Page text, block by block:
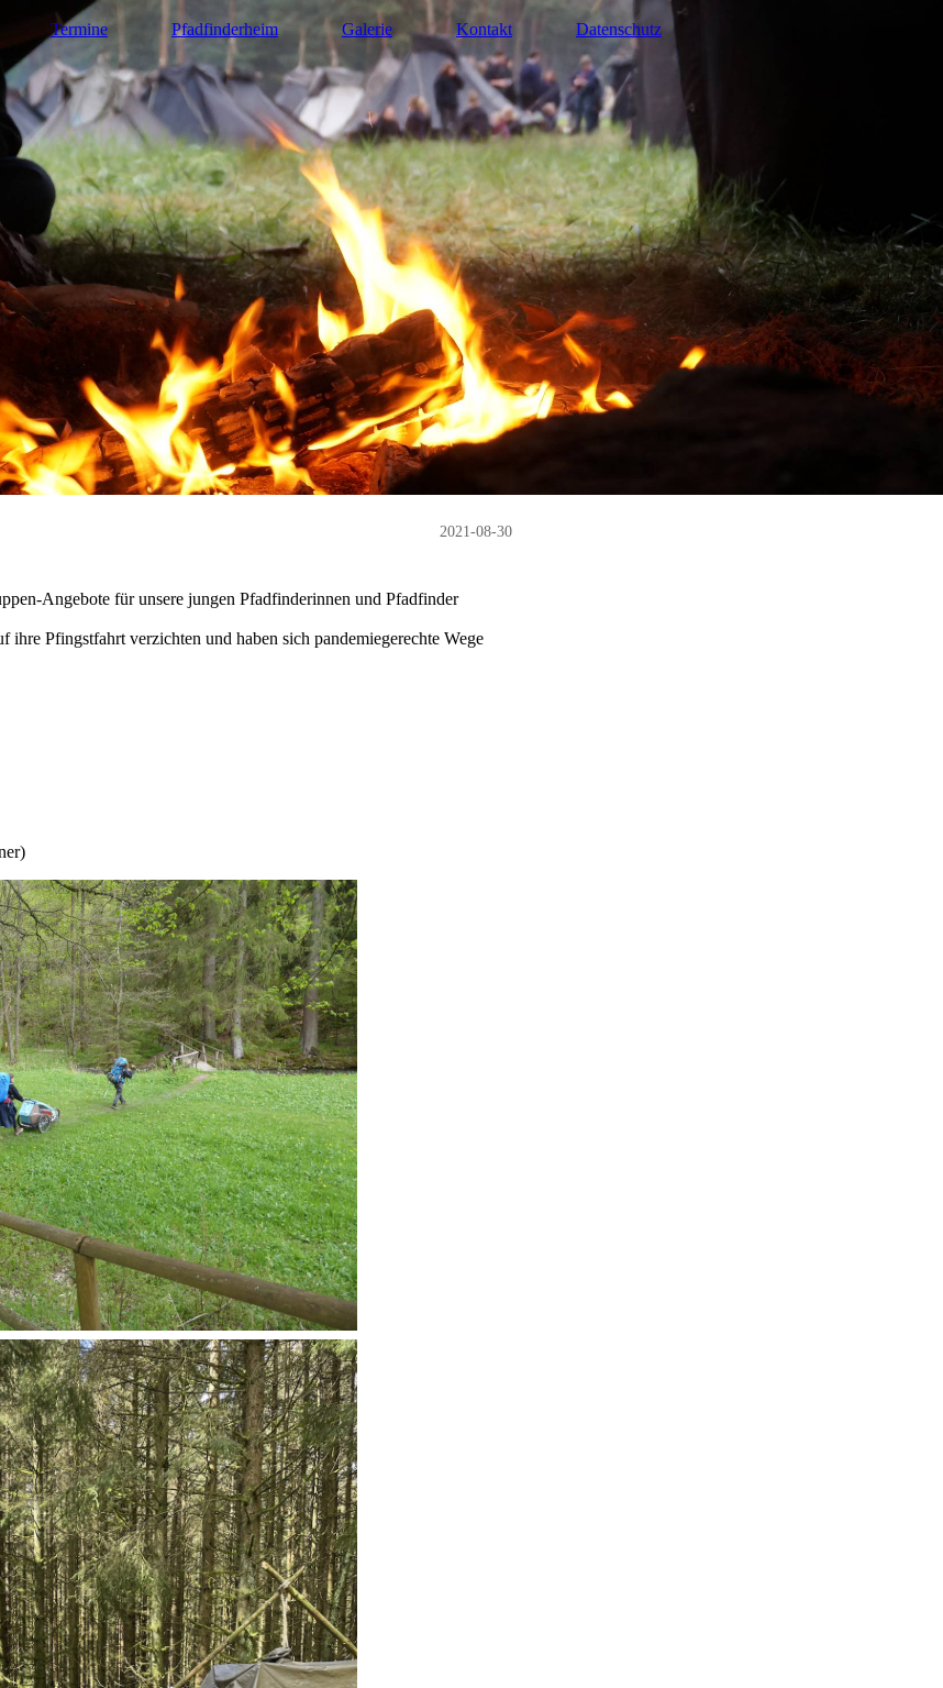
Termine Pfadfinderheim Galerie Kontakt Datenschutz
2021-08-30
Angebote für unsere jungen Pfadfinderinnen und Pfadfinder
Pfingstfahrt verzichten und haben sich pandemiegerechte Wege